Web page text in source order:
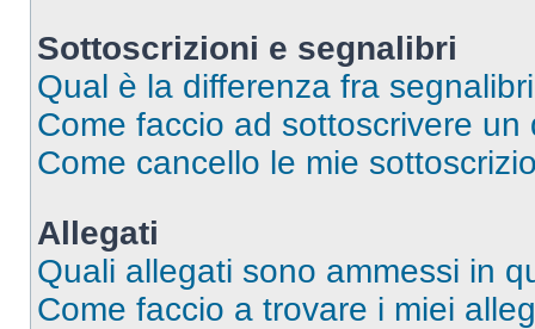
Sottoscrizioni e segnalibri
Qual è la differenza fra
Come faccio ad sottoscrivere
Come cancello le mie
Allegati
Quali allegati sono ammessi in
Come faccio a trovare i miei